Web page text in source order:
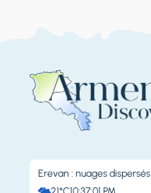
Erevan : nuages ​​dispersés